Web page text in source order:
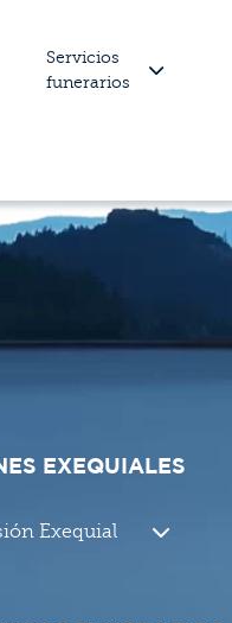
Servicios
funerarios
EXEQUIALES
Exequial